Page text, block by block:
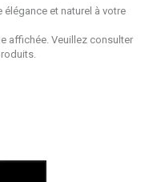
et naturel à votre
affichée. Veuillez consulter